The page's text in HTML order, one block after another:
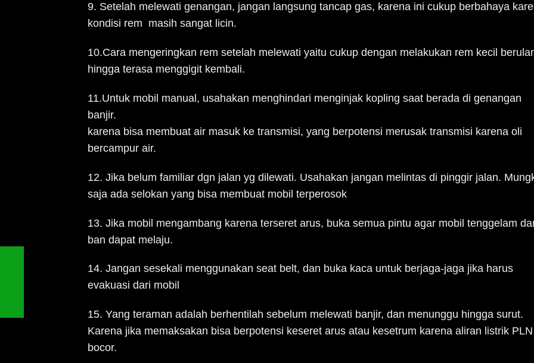
9. Setelah melewati genangan, jangan langsung tancap gas, karena ini cukup berbahaya
kondisi rem masih sangat licin.
10.Cara mengeringkan rem setelah melewati yaitu cukup dengan melakukan rem kecil
hingga terasa menggigit kembali.
11.Untuk mobil manual, usahakan menghindari menginjak kopling saat berada di genangan
banjir.
karena bisa membuat air masuk ke transmisi, yang berpotensi merusak transmisi karena oli
bercampur air.
12. Jika belum familiar dgn jalan yg dilewati. Usahakan jangan melintas di pinggir jalan.
saja ada selokan yang bisa membuat mobil terperosok
13. Jika mobil mengambang karena terseret arus, buka semua pintu agar mobil tenggelam
ban dapat melaju.
14. Jangan sesekali menggunakan seat belt, dan buka kaca untuk berjaga-jaga jika harus
evakuasi dari mobil
15. Yang teraman adalah berhentilah sebelum melewati banjir, dan menunggu hingga surut.
Karena jika memaksakan bisa berpotensi keseret arus atau kesetrum karena aliran listrik PLN
bocor.